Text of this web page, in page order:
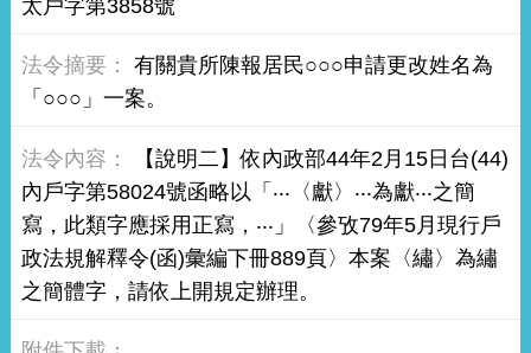
太戶字第3858號
有關貴所陳報居民○○○申請更改姓名為
「○○○」一案。
【說明二】依內政部44年2月15日台(44)
內戶字第58024號函略以「‧‧‧〈獻〉‧‧‧為獻‧‧‧之簡
寫，此類字應採用正寫，‧‧‧」〈參攷79年5月現行戶
政法規解釋令(函)彙編下冊889頁〉本案〈繡〉為繡
之簡體字，請依上開規定辦理。